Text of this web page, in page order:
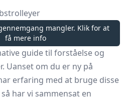
mangler. Klik for at
få mere info
guide til forståelse og
Uanset om du er ny på
erfaring med at bruge disse
har vi sammensat en